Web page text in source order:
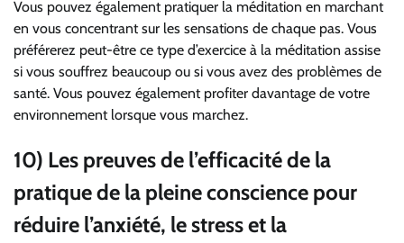
Vous pouvez également pratiquer la méditation en marchant
en vous concentrant sur les sensations de chaque pas. Vous
préférerez peut-être ce type d’exercice à la méditation assise
si vous souffrez beaucoup ou si vous avez des problèmes de
santé. Vous pouvez également profiter davantage de votre
environnement lorsque vous marchez.
10) Les preuves de l’efficacité de la
pratique de la pleine conscience pour
réduire l’anxiété, le stress et la